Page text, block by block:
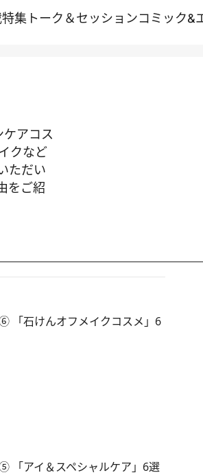
特集 トーク＆セッションコミック&
アコス
クなど
ただい
をご紹
「石けんオフメイクコスメ」6
「アイ＆スペシャルケア」6選